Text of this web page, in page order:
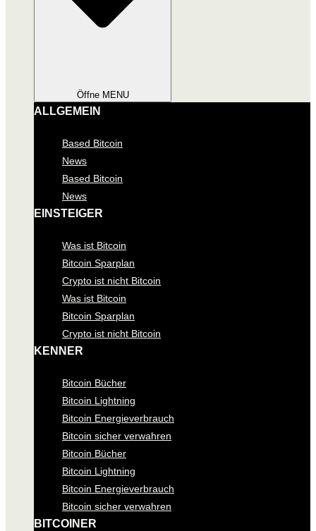
Öffne MENU
ALLGEMEIN
Based Bitcoin
News
Based Bitcoin
News
EINSTEIGER
Was ist Bitcoin
Bitcoin Sparplan
Crypto ist nicht Bitcoin
Was ist Bitcoin
Bitcoin Sparplan
Crypto ist nicht Bitcoin
KENNER
Bitcoin Bücher
Bitcoin Lightning
Bitcoin Energieverbrauch
Bitcoin sicher verwahren
Bitcoin Bücher
Bitcoin Lightning
Bitcoin Energieverbrauch
Bitcoin sicher verwahren
BITCOINER